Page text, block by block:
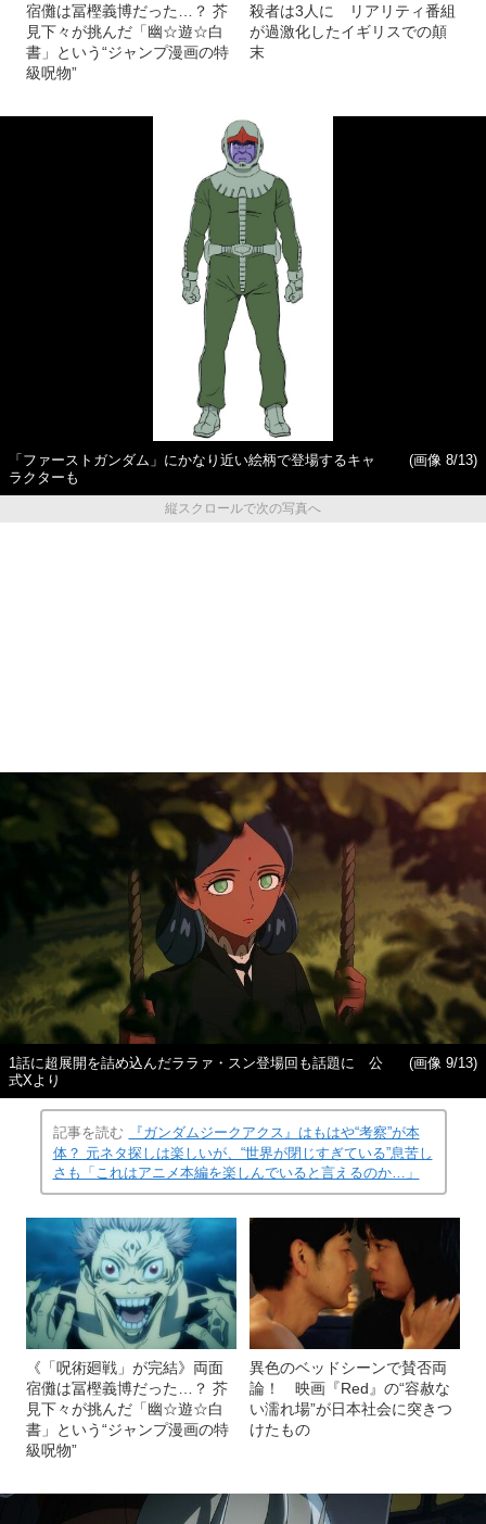
宿儺は冨樫義博だった…？ 芥
見下々が挑んだ「幽☆遊☆白
書」という“ジャンプ漫画の特
級呪物”
殺者は3人に リアリティ番組
が過激化したイギリスでの顛
末
「ファーストガンダム」にかなり近い絵柄で登場するキャ
ラクターも
(画像 8/13)
縦スクロールで次の写真へ
1話に超展開を詰め込んだララァ・スン登場回も話題に 公
式Xより
(画像 9/13)
記事を読む
『ガンダムジークアクス』はもはや“考察”が本
体？ 元ネタ探しは楽しいが、“世界が閉じすぎている”息苦し
さも「これはアニメ本編を楽しんでいると言えるのか…」
《「呪術廻戦」が完結》両面
宿儺は冨樫義博だった…？ 芥
見下々が挑んだ「幽☆遊☆白
書」という“ジャンプ漫画の特
級呪物”
異色のベッドシーンで賛否両
論！ 映画『Red』の“容赦な
い濡れ場”が日本社会に突きつ
けたもの